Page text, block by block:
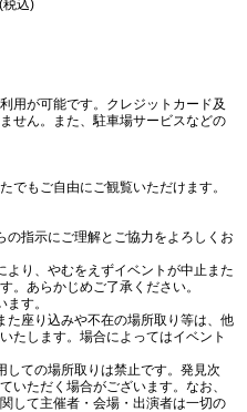
税込)
用が可能です。クレジットカード及
せん。また、駐車場サービスなどの
でもご自由にご観覧いただけます。
指示にご理解とご協力をよろしくお
り、やむをえずイベントが中止また
。あらかじめご了承ください。
す。
座り込みや不在の場所取り等は、他
たします。場合によってはイベント
ての場所取りは禁止です。発見次
いただく場合がございます。なお、
して主催者・会場・出演者は一切の